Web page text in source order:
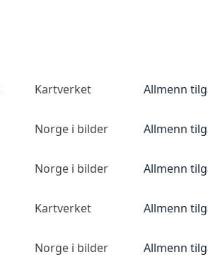
Kartverket Allmenn
Norge i bilder Allmenn
Norge i bilder Allmenn
Kartverket Allmenn
Norge i bilder Allmenn